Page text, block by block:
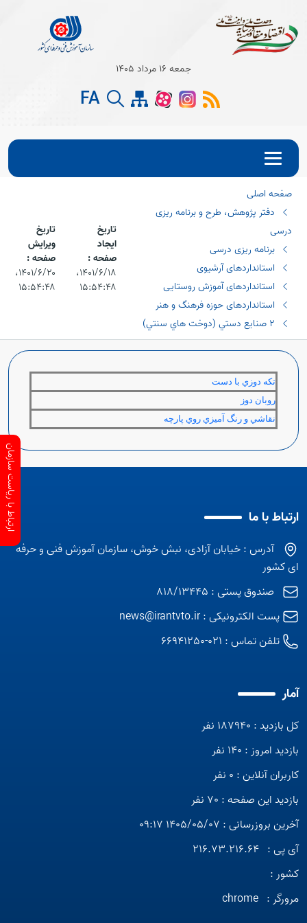
Open
جمعه 16 مرداد 1405
FA
صفحه اصلی
دفتر پژوهش، طرح و برنامه ریزی
درسی
برنامه ریزی درسی
استانداردهای آرشیوی
استانداردهای آموزش روستایی
استانداردهای حوزه فرهنگ و هنر
٢ صنايع دستي (دوخت هاي سنتي)
تاریخ
ایجاد
صفحه :
۱۴۰۱/۶/۱۸،‏
۱۵:۵۴:۴۸
تاریخ
ویرایش
صفحه :
۱۴۰۱/۶/۲۰،‏
۱۵:۵۴:۴۸
تكه دوزي با دست
روبان دوز
نقاشي و رنگ آميزي روي پارچه
ارتباط با ما
آدرس : خیابان آزادی، نبش خوش، سازمان آموزش فنی و حرفه
ای کشور
صندوق پستی : 818/13445
پست الکترونیکی :news@irantvto.ir
تلفن تماس : 021-66941250
آمار
کل بازدید : 187940 نفر
بازدید امروز : 140 نفر
کاربران آنلاین : 0 نفر
بازدید این صفحه : 70 نفر
آخرین بروزرسانی : 1405/05/07 09:17
آی پی : 216.73.216.64
کشور :
مرورگر : chrome
ارتباط با ریاست سازمان